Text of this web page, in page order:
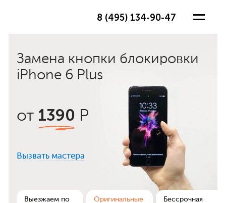
8 (495) 134-90-47
Замена кнопки блокировки
iPhone 6 Plus
от 1390 Р
Вызвать мастера
Выезжаем по
Оригинальные
Бессрочная